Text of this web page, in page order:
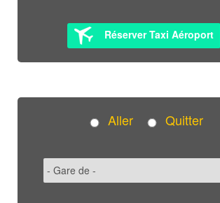
Réserver Taxi Aéroport
Aller Quitter